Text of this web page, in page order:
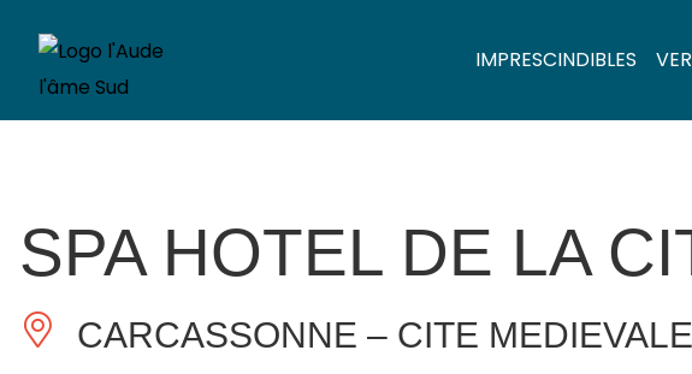
IMPRESCINDIBLES
SPA HOTEL DE LA
CARCASSONNE – CITE MEDIEVALE